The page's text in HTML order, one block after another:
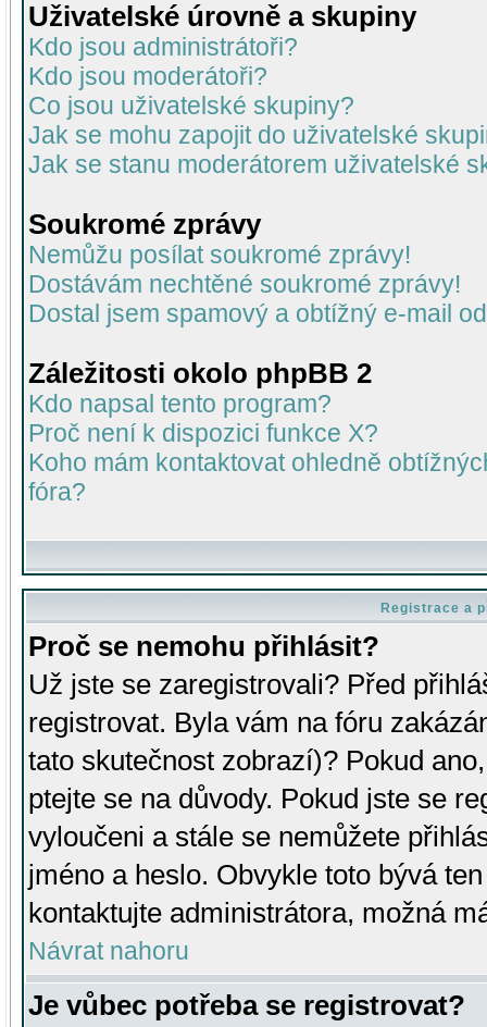
Uživatelské úrovně a skupiny
Kdo jsou administrátoři?
Kdo jsou moderátoři?
Co jsou uživatelské skupiny?
Jak se mohu zapojit do uživatelské
Jak se stanu moderátorem uživatelské
Soukromé zprávy
Nemůžu posílat soukromé zprávy!
Dostávám nechtěné soukromé zprávy!
Dostal jsem spamový a obtížný e-mail
Záležitosti okolo phpBB 2
Kdo napsal tento program?
Proč není k dispozici funkce X?
Koho mám kontaktovat ohledně
fóra?
Registrace a
Proč se nemohu přihlásit?
Už jste se zaregistrovali? Před
registrovat. Byla vám na fóru
tato skutečnost zobrazí)? Pokud
ptejte se na důvody. Pokud jste se
vyloučeni a stále se nemůžete
jméno a heslo. Obvykle toto bývá
kontaktujte administrátora, možná
Návrat nahoru
Je vůbec potřeba se registrovat?